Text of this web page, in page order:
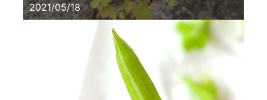
2021/05/18